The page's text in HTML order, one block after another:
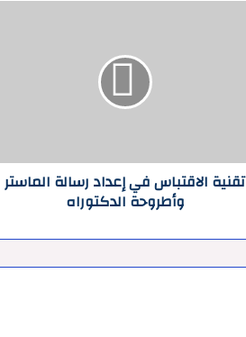
تقنية الاقتباس في إعداد رسالة الماستر
وأطروحة الدكتوراه